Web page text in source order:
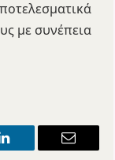
με συνέπεια
LinkedIn Email